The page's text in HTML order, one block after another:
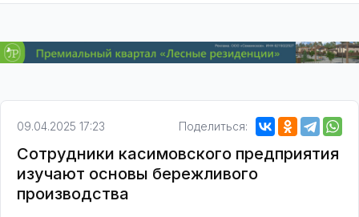
09.04.2025 17:23 Поделиться:
Сотрудники касимовского предприятия
изучают основы бережливого
производства